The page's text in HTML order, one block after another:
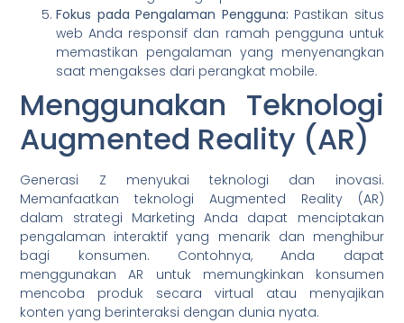
Fokus pada Pengalaman Pengguna: Pastikan situs
web Anda responsif dan ramah pengguna untuk
memastikan pengalaman yang menyenangkan
saat mengakses dari perangkat mobile.
Menggunakan Teknologi
Augmented Reality (AR)
Generasi Z menyukai teknologi dan inovasi.
Memanfaatkan teknologi Augmented Reality (AR)
dalam strategi Marketing Anda dapat menciptakan
pengalaman interaktif yang menarik dan menghibur
bagi konsumen. Contohnya, Anda dapat
menggunakan AR untuk memungkinkan konsumen
mencoba produk secara virtual atau menyajikan
konten yang berinteraksi dengan dunia nyata.